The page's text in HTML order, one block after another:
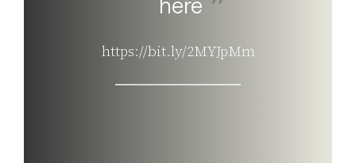
https://bit.ly/2MYJpMm